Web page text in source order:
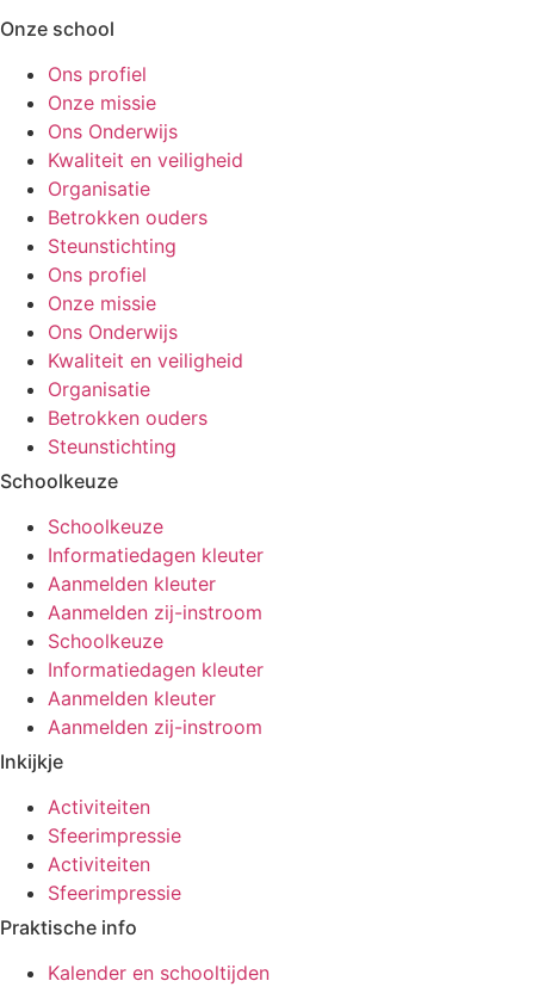
Onze school
Ons profiel
Onze missie
Ons Onderwijs
Kwaliteit en veiligheid
Organisatie
Betrokken ouders
Steunstichting
Ons profiel
Onze missie
Ons Onderwijs
Kwaliteit en veiligheid
Organisatie
Betrokken ouders
Steunstichting
Schoolkeuze
Schoolkeuze
Informatiedagen kleuter
Aanmelden kleuter
Aanmelden zij-instroom
Schoolkeuze
Informatiedagen kleuter
Aanmelden kleuter
Aanmelden zij-instroom
Inkijkje
Activiteiten
Sfeerimpressie
Activiteiten
Sfeerimpressie
Praktische info
Kalender en schooltijden